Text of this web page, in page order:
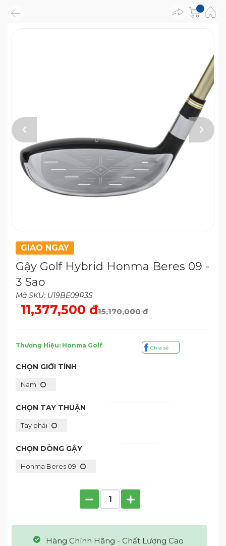
GIAO NGAY
Gậy Golf Hybrid Honma Beres 09 -
3 Sao
Mã SKU: U19BE09R3S
11,377,500 đ15,170,000 đ
Thương Hiệu: Honma Golf Chia sẻ
CHỌN GIỚI TÍNH
Nam
CHỌN TAY THUẬN
Tay phải
CHỌN DÒNG GẬY
Honma Beres 09
Hàng Chính Hãng - Chất Lượng Cao